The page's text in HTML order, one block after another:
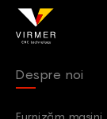
Ciao,
Sì,
Despre noi
Furnizăm